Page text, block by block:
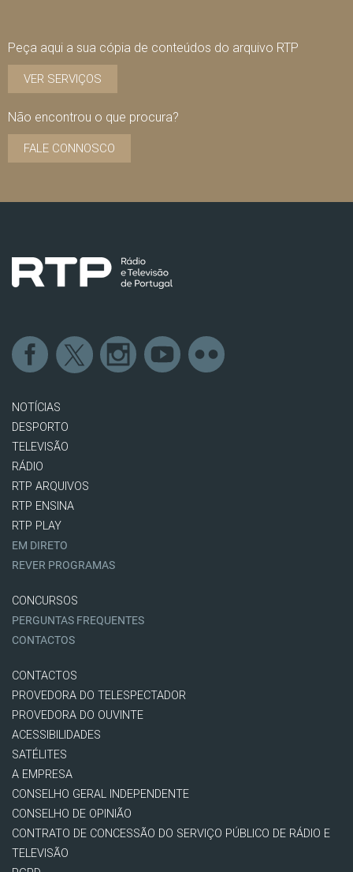
Peça aqui a sua cópia de conteúdos do arquivo RTP
VER SERVIÇOS
Não encontrou o que procura?
FALE CONNOSCO
NOTÍCIAS
DESPORTO
TELEVISÃO
RÁDIO
RTP ARQUIVOS
RTP ENSINA
RTP PLAY
EM DIRETO
REVER PROGRAMAS
CONCURSOS
PERGUNTAS FREQUENTES
CONTACTOS
CONTACTOS
PROVEDORA DO TELESPECTADOR
PROVEDORA DO OUVINTE
ACESSIBILIDADES
SATÉLITES
A EMPRESA
CONSELHO GERAL INDEPENDENTE
CONSELHO DE OPINIÃO
CONTRATO DE CONCESSÃO DO SERVIÇO PÚBLICO DE RÁDIO E
TELEVISÃO